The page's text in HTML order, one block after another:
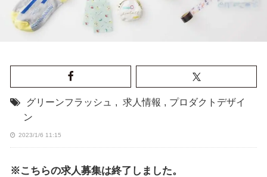
グリーンフラッシュ , 求人情報 , プロダクトデザイ
ン
2023/1/6 11:15
※こちらの求人募集は終了しました。